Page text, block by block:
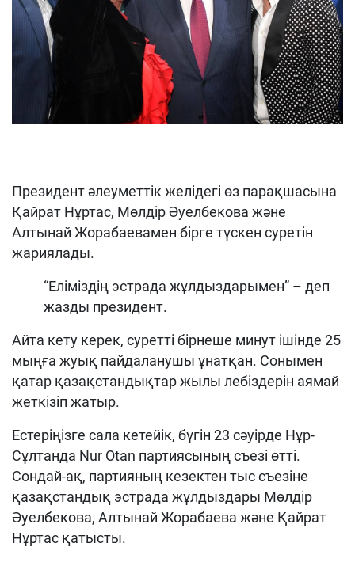
Президент әлеуметтік желідегі өз парақшасына
Қайрат Нұртас, Мөлдір Әуелбекова және
Алтынай Жорабаевамен бірге түскен суретін
жариялады.
“Еліміздің эстрада жұлдыздарымен” – деп
жазды президент.
Айта кету керек, суретті бірнеше минут ішінде 25
мыңға жуық пайдаланушы ұнатқан. Сонымен
қатар қазақстандықтар жылы лебіздерін аямай
жеткізіп жатыр.
Естеріңізге сала кетейік, бүгін 23 сәуірде Нұр-
Сұлтанда Nur Otan партиясының съезі өтті.
Сондай-ақ, партияның кезектен тыс съезіне
қазақстандық эстрада жұлдыздары Мөлдір
Әуелбекова, Алтынай Жорабаева және Қайрат
Нұртас қатысты.